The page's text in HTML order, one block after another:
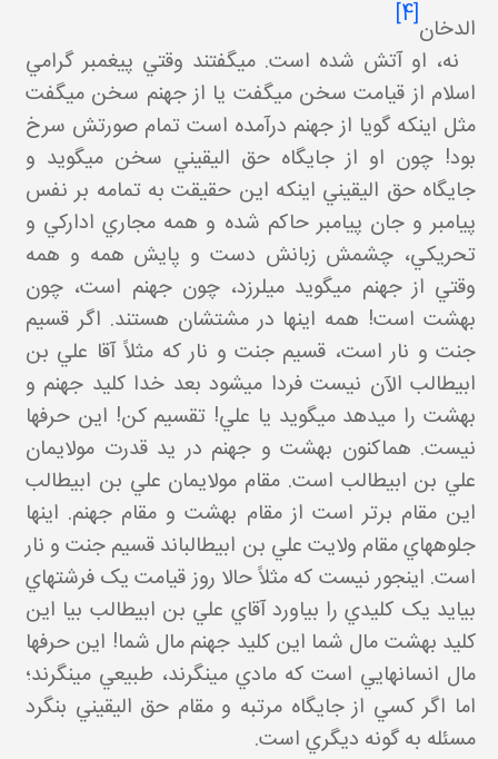
الدخان
نه، او آتش شده است. مي گفتند وقتي پيغمبر گرامي
اسلام از قيامت سخن مي گفت يا از جهنم سخن مي گفت
مثل اينکه گويا از جهنم درآمده است تمام صورتش سرخ
بود! چون او از جايگاه حق اليقيني سخن مي گويد و
جايگاه حق اليقيني اينکه اين حقيقت به تمامه بر نفس
پيامبر و جان پيامبر حاکم شده و همه مجاري ادارکي و
تحريکي، چشمش زبانش دست و پايش همه و همه
وقتي از جهنم مي گويد مي لرزد، چون جهنم است، چون
بهشت است! همه اينها در مشتشان هستند. اگر قسيم
جنت و نار است، قسيم جنت و نار که مثلاً آقا علي بن
ابيطالب الآن نيست فردا مي شود بعد خدا کليد جهنم و
بهشت را مي دهد مي گويد يا علي! تقسيم کن! اين حرف ها
نيست. هم اکنون بهشت و جهنم در يد قدرت مولايمان
علي بن ابيطالب است. مقام مولايمان علي بن ابيطالب
اين مقام برتر است از مقام بهشت و مقام جهنم. اينها
جلوه هاي مقام ولايت علي بن ابيطالب اند قسيم جنت و نار
است. اين جور نيست که مثلاً حالا روز قيامت يک فرشته اي
بيايد يک کليدي را بياورد آقاي علي بن ابيطالب بيا اين
کليد بهشت مال شما اين کليد جهنم مال شما! اين حرف ها
مال انسان هايي است که مادي مي نگرند، طبيعي مي نگرند؛
اما اگر کسي از جايگاه مرتبه و مقام حق اليقيني بنگرد
مسئله به گونه ديگري است.